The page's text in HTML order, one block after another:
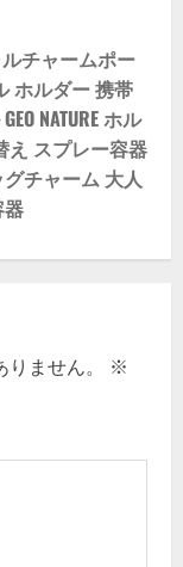
ルチャームポー
ホルダー 携帯
NATURE ホル
え スプレー容器
チャーム 大人
ません。
※